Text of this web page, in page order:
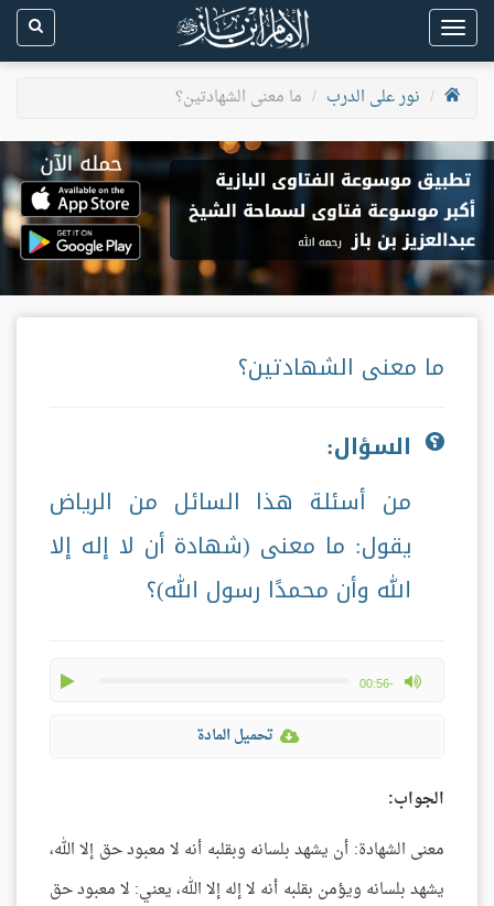
Toggle
navigation
نور على الدرب
ما معنى الشهادتين؟
ما معنى الشهادتين؟
السؤال:
من أسئلة هذا السائل من الرياض
يقول: ما معنى (شهادة أن لا إله إلا
الله وأن محمدًا رسول الله)؟
-00:56
max volume
تحميل المادة
الجواب:
معنى الشهادة: أن يشهد بلسانه وبقلبه أنه لا معبود حق إلا الله،
يشهد بلسانه ويؤمن بقلبه أنه لا إله إلا الله، يعني: لا معبود حق